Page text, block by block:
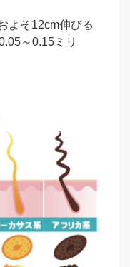
よそ12cm伸びる
～0.15ミリ